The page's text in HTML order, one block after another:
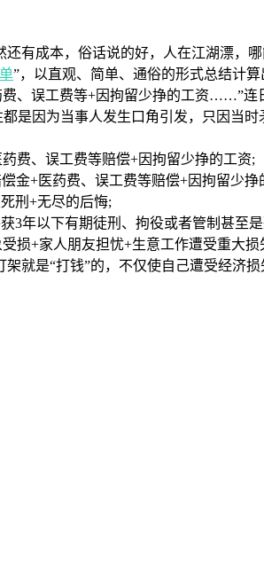
有成本，俗话说的好，人在江湖漂，
”，以直观、简单、通俗的形式总结计
误工费等+因拘留少挣的工资……”连
是因为当事人发生口角引发，只因当
费、误工费等赔偿+因拘留少挣的工资;
金+医药费、误工费等赔偿+因拘留少挣
刑+无尽的后悔;
年以下有期徒刑、拘役或者管制甚至是
+家人朋友担忧+生意工作遭受重大损
是“打钱”的，不仅使自己遭受经济